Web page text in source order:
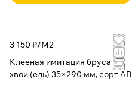
3 150 ₽/М2
Клееная имитация бруса из
хвои (ель) 35×290 мм, сорт АВ